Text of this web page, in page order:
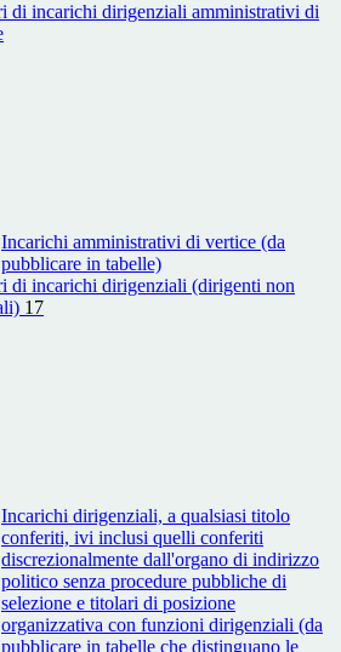
di incarichi dirigenziali amministrativi di
Incarichi amministrativi di vertice (da
pubblicare in tabelle)
di incarichi dirigenziali (dirigenti non
17
Incarichi dirigenziali, a qualsiasi titolo
conferiti, ivi inclusi quelli conferiti
discrezionalmente dall'organo di indirizzo
politico senza procedure pubbliche di
selezione e titolari di posizione
organizzativa con funzioni dirigenziali (da
pubblicare in tabelle che distinguano le